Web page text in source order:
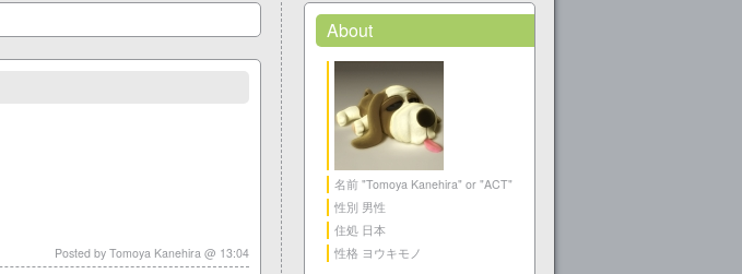
Posted by Tomoya Kanehira @ 13:04
About
名前 "Tomoya Kanehira" or "ACT"
性別 男性
住処 日本
性格 ヨウキモノ